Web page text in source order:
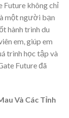
Future không chỉ
một người bạn
hành trình du
em, giúp em
trình học tập và
Future đã
Và Các Tỉnh